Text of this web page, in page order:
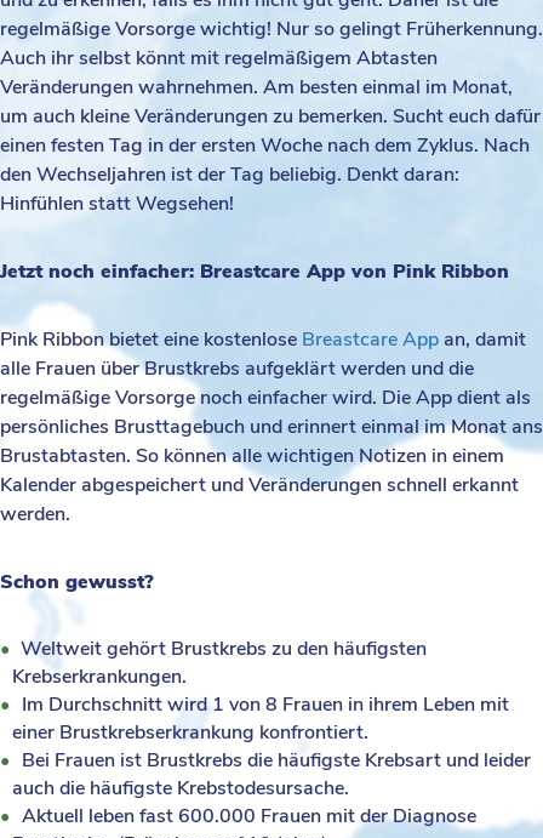
regelmäßige Vorsorge wichtig! Nur so gelingt Früherkennung.
Auch ihr selbst könnt mit regelmäßigem Abtasten
Veränderungen wahrnehmen. Am besten einmal im Monat,
um auch kleine Veränderungen zu bemerken. Sucht euch dafür
einen festen Tag in der ersten Woche nach dem Zyklus. Nach
den Wechseljahren ist der Tag beliebig. Denkt daran:
Hinfühlen statt Wegsehen!
Jetzt noch einfacher: Breastcare App von Pink Ribbon
Pink Ribbon bietet eine kostenlose Breastcare App an, damit
alle Frauen über Brustkrebs aufgeklärt werden und die
regelmäßige Vorsorge noch einfacher wird. Die App dient als
persönliches Brusttagebuch und erinnert einmal im Monat ans
Brustabtasten. So können alle wichtigen Notizen in einem
Kalender abgespeichert und Veränderungen schnell erkannt
werden.
Schon gewusst?
Weltweit gehört Brustkrebs zu den häufigsten
Krebserkrankungen.
Im Durchschnitt wird 1 von 8 Frauen in ihrem Leben mit
einer Brustkrebserkrankung konfrontiert.
Bei Frauen ist Brustkrebs die häufigste Krebsart und leider
auch die häufigste Krebstodesursache.
Aktuell leben fast 600.000 Frauen mit der Diagnose